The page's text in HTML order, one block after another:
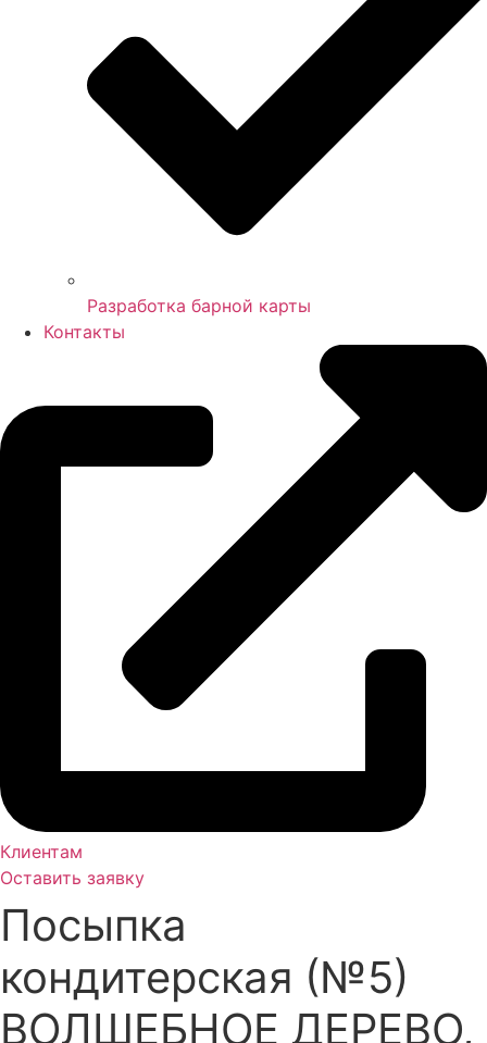
Разработка барной карты
Контакты
Клиентам
Оставить заявку
Посыпка
кондитерская (№5)
ВОЛШЕБНОЕ ДЕРЕВО,